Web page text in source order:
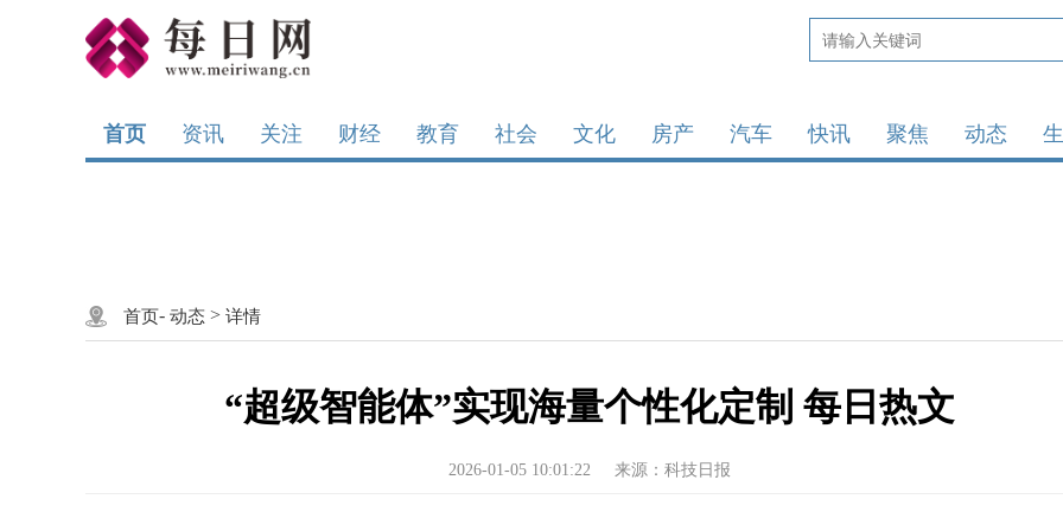
首页 资讯 关注 财经 教育 社会 文化 房产 汽车 快讯 聚焦 动态
首页- 动态 > 详情
“超级智能体”实现海量个性化定制 每日热文
2026-01-05 10:01:22 来源：科技日报